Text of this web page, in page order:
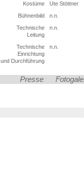
Kostüme
Ute Stöttner
Bühnenbild
n.n.
Technische
Leitung
n.n.
Technische
Einrichtung
und Durchführung
n.n.
Presse